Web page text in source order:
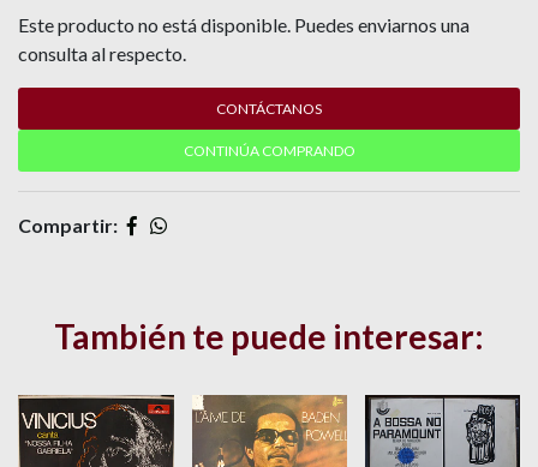
Este producto no está disponible. Puedes enviarnos una
consulta al respecto.
CONTÁCTANOS
CONTINÚA COMPRANDO
Compartir:
También te puede interesar: